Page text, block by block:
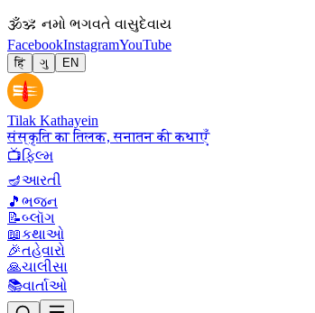
🕉ॐ નમો ભગવતે વાસુદેવાય
FacebookInstagramYouTube
हिं ગુ EN
Tilak Kathayein
संस्कृति का तिलक, सनातन की कथाएँ
📺ફિલ્મ
🪔આરતી
🎵 ભજન
📝બ્લૉગ
📖કથાઓ
🎉તહેવારો
🙏ચાલીસા
📚વાર્તાઓ